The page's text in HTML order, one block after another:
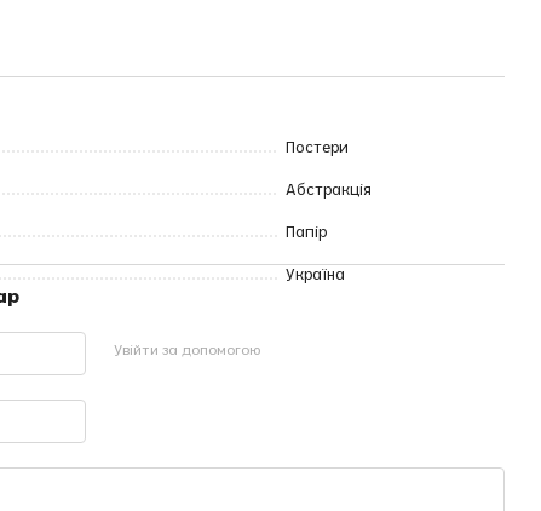
Постери
Абстракція
Папір
Україна
Увійти за допомогою